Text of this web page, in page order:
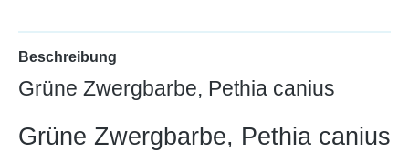
Beschreibung
Grüne Zwergbarbe, Pethia canius
Grüne Zwergbarbe, Pethia canius